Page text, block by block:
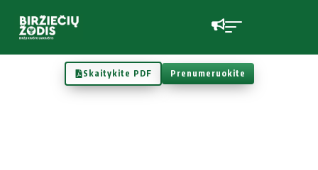
Skaitykite PDF Prenumeruokite